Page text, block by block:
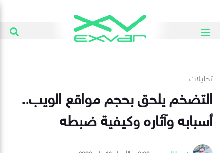
تحليلات
التضخم يلحق بحجم مواقع الويب..
أسبابه وآثاره وكيفية ضبطه